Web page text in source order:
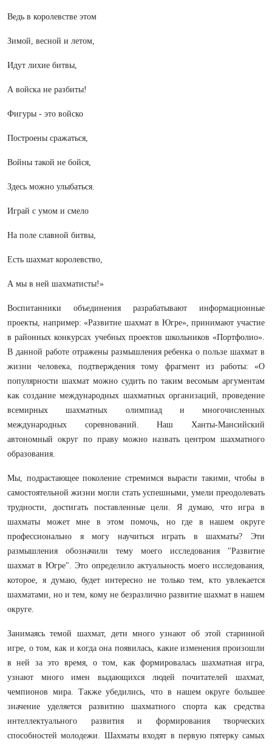
Ведь в королевстве этом
Зимой, весной и летом,
Идут лихие битвы,
А войска не разбиты!
Фигуры - это войско
Построены сражаться,
Войны такой не бойся,
Здесь можно улыбаться.
Играй с умом и смело
На поле славной битвы,
Есть шахмат королевство,
А мы в ней шахматисты!»
Воспитанники объединения разрабатывают информационные
проекты, например: «Развитие шахмат в Югре», принимают участие
в районных конкурсах учебных проектов школьников «Портфолио».
В данной работе отражены размышления ребенка о пользе шахмат в
жизни человека, подтверждения тому фрагмент из работы: «О
популярности шахмат можно судить по таким весомым аргументам
как создание международных шахматных организаций, проведение
всемирных шахматных олимпиад и многочисленных
международных соревнований. Наш Ханты-Мансийский
автономный округ по праву можно назвать центром шахматного
образования.
Мы, подрастающее поколение стремимся вырасти такими, чтобы в
самостоятельной жизни могли стать успешными, умели преодолевать
трудности, достигать поставленные цели. Я думаю, что игра в
шахматы может мне в этом помочь, но где в нашем округе
профессионально я могу научиться играть в шахматы? Эти
размышления обозначили тему моего исследования "Развитие
шахмат в Югре". Это определило актуальность моего исследования,
которое, я думаю, будет интересно не только тем, кто увлекается
шахматами, но и тем, кому не безразлично развитие шахмат в нашем
округе.
Занимаясь темой шахмат, дети много узнают об этой старинной
игре, о том, как и когда она появилась, какие изменения произошли
в ней за это время, о том, как формировалась шахматная игра,
узнают много имен выдающихся людей почитателей шахмат,
чемпионов мира. Также убедились, что в нашем округе большее
значение уделяется развитию шахматного спорта как средства
интеллектуального развития и формирования творческих
способностей молодежи. Шахматы входят в первую пятерку самых